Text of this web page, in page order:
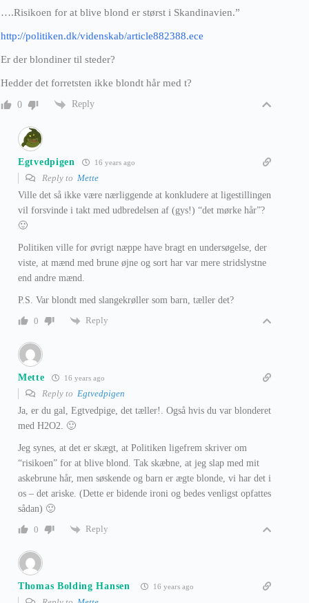
….Risikoen for at blive blond er størst i Skandinavien.”
http://politiken.dk/videnskab/article882388.ece
Er der blondiner til steder?
Hedder det forretsten ikke blondt hår med t?
0 Reply
Egtvedpigen 16 years ago
Reply to Mette
Ville det så ikke være nærliggende at konkludere at ligestillingen
vil forsvinde i takt med udbredelsen af (gys!) “det mørke hår”?
🙂
Politiken ville for øvrigt næppe have bragt en undersøgelse, der
viste, at mænd med brune øjne og sort har var mere stridslystne
end andre mænd.
P.S. Var blondt med slangekrøller som barn, tæller det?
0
Reply
Mette 16 years ago
Reply to Egtvedpigen
Ja, er du gal, Egtvedpige, det tæller!. Også hvis du var blonderet
med H2O2. 🙂
Jeg synes, at det er skægt, at Politiken ligefrem skriver om
“risikoen” for at blive blond. Tak skæbne, at jeg slap med mit
askebrune hår, men søskende og barn er ægte blonde, vi har det i
os – det ariske. (Dette er bidende ironi og bedes venligst opfattes
sådan) 🙂
0
Reply
Thomas Bolding Hansen 16 years ago